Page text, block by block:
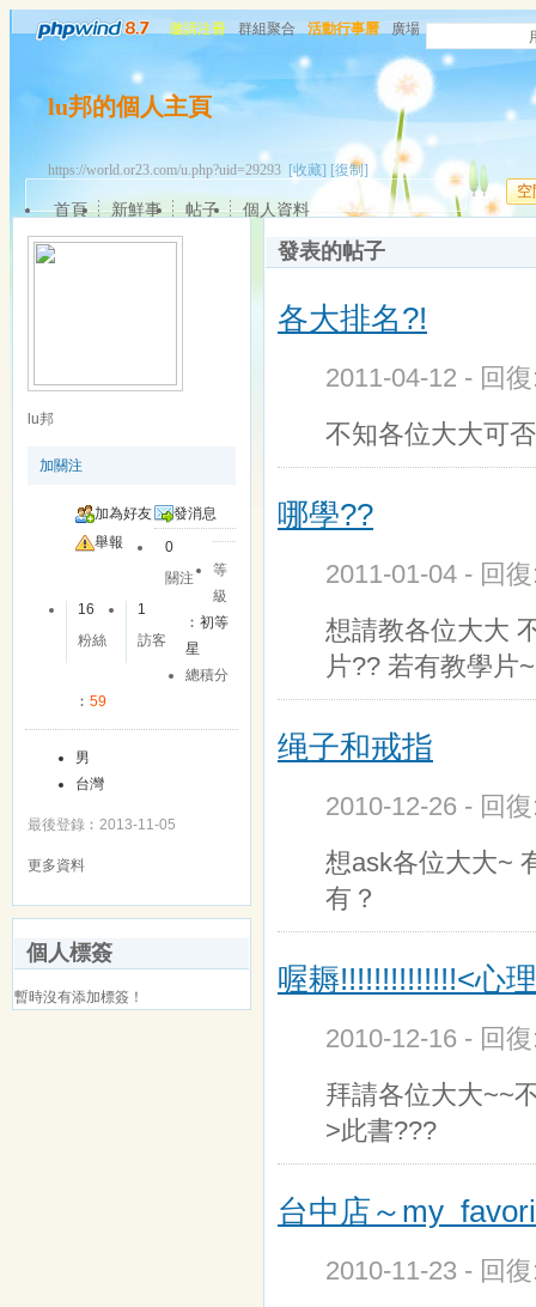
邀請注冊 群組聚合 活動行事曆 廣場
lu邦的個人主頁
https://world.or23.com/u.php?uid=29293 [收藏] [復制]
空
首頁 新鮮事 帖子 個人資料
lu邦
加關注
加為好友
發消息
舉報
0
關注
16
粉絲
1
訪客
等
級
︰初等
星
總積分
︰ 59
男
台灣
最後登錄︰2013-11-05
更多資料
個人標簽
暫時沒有添加標簽！
發表的帖子
各大排名?!
2011-04-12 - 回
不知各位大大可
哪學??
2011-01-04 - 回
想請教各位大大
片?? 若有教學片
绳子和戒指
2010-12-26 - 回
想ask各位大大~
有？
喔耨!!!!!!!!!!!!!!<心
2010-12-16 - 回
拜請各位大大~~
>此書???
台中店～my
2010-11-23 - 回